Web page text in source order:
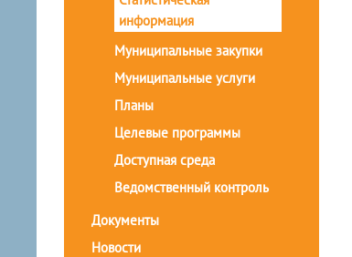
информация
Муниципальные закупки
Муниципальные услуги
Планы
Целевые программы
Доступная среда
Ведомственный контроль
Документы
Новости